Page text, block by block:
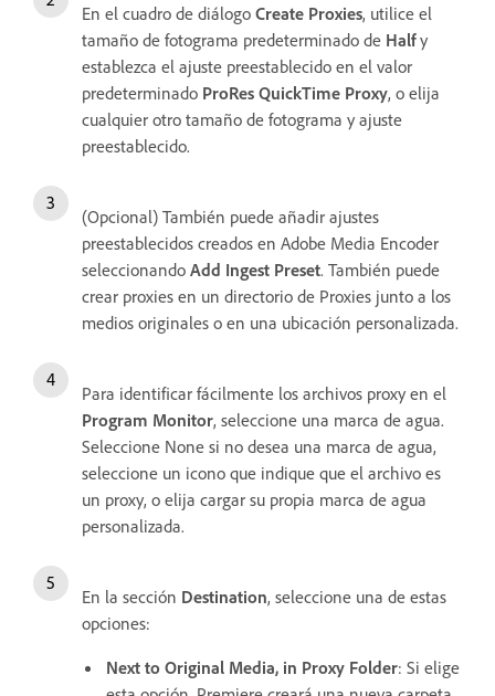
En el cuadro de diálogo Create Proxies, utilice el
tamaño de fotograma predeterminado de Halfy
establezca el ajuste preestablecido en el valor
predeterminado ProRes QuickTime Proxy, o elija
cualquier otro tamaño de fotograma y ajuste
preestablecido.
(Opcional) También puede añadir ajustes
preestablecidos creados en Adobe Media Encoder
seleccionando Add Ingest Preset. También puede
crear proxies en un directorio de Proxies junto a los
medios originales o en una ubicación personalizada.
Para identificar fácilmente los archivos proxy en el
Program Monitor, seleccione una marca de agua.
Seleccione None si no desea una marca de agua,
seleccione un icono que indique que el archivo es
un proxy, o elija cargar su propia marca de agua
personalizada.
En la sección Destination, seleccione una de estas
opciones:
Next to Original Media, in Proxy Folder: Si elige